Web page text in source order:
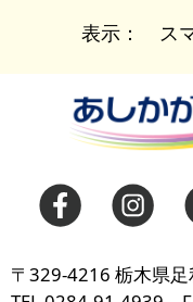
表示： ス
〒329-4216 栃木県